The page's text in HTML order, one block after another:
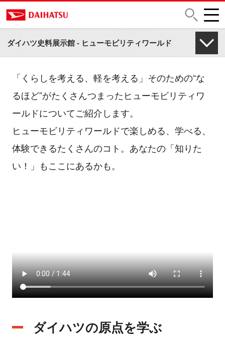
ダイハツ史料展示館 - ヒューモビリティワールド
施設紹介
「くらしを考える、軽を考える」そのための“な
るほど”がたくさんつまったヒューモビリティワ
ールドについてご紹介します。
ヒューモビリティワールドで楽しめる、学べる、
体験できるたくさんのコト。あなたの「知りた
い！」もここにあるかも。
ダイハツの原点を学ぶ